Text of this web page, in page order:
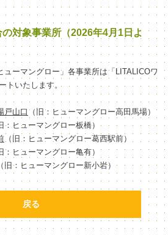
対象事業所（2026年4月1日よ
ューマングロー」各事業所は「LITALICOワ
トいたします。
戸山口 （旧：ヒューマングロー高田馬場）
：ヒューマングロー板橋）
（旧：ヒューマングロー葛西駅前）
：ヒューマングロー亀有）
旧：ヒューマングロー新小岩）
戻る